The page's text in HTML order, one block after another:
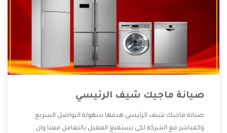
صيانة ماجيك شيف الرئيسي
صيانة ماجيك شيف الرئيسي هدفها سهولة التواصل السريع
والمباشر مع الشركة لكى يستمتع العميل بالتعامل معنا وان